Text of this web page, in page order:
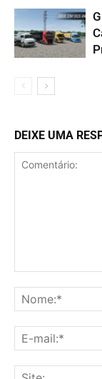
DEIXE UMA